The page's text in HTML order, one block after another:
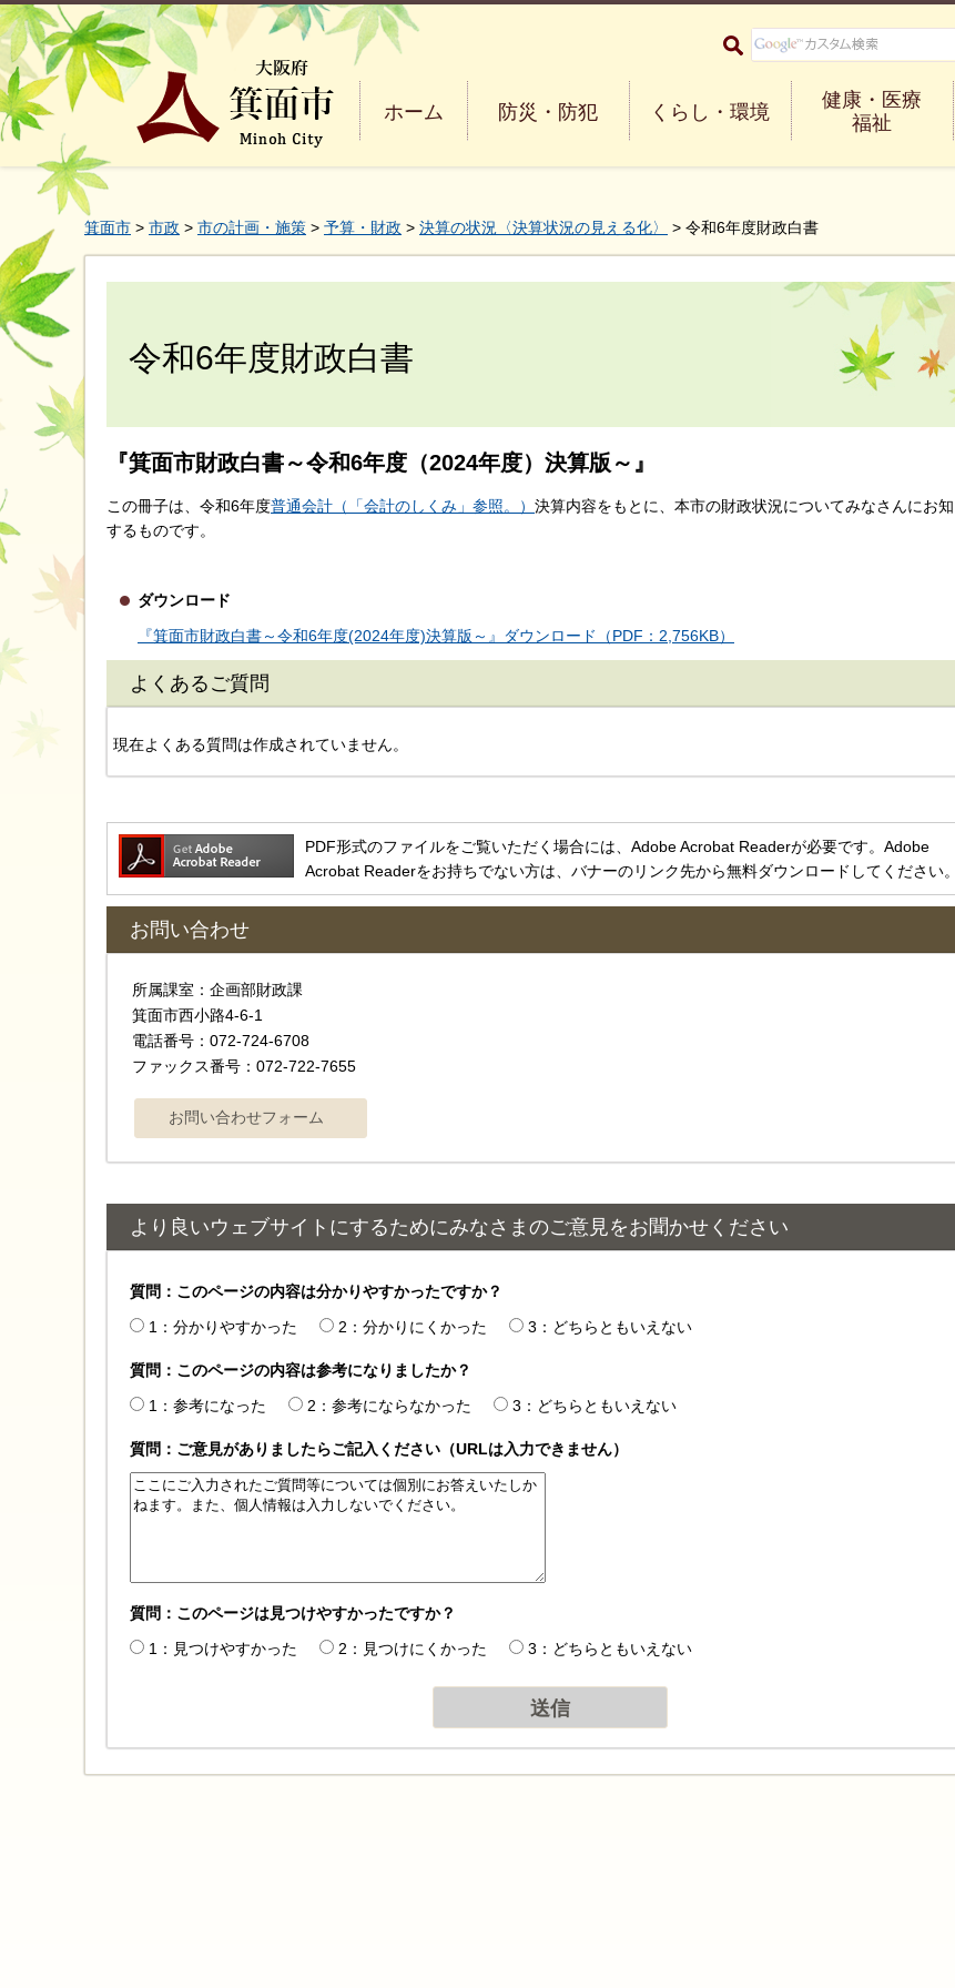
大阪府箕面市 Minoh City
ホーム 防災・防犯 くらし・環境
健康・医療
福祉
箕面市 > 市政 > 市の計画・施策 > 予算・財政 > 決算の状況〈決算状況の見える化〉 > 令和6年度財政白書
令和6年度財政白書
『箕面市財政白書～令和6年度（2024年度）決算版～』
この冊子は、令和6年度普通会計（「会計のしくみ」参照。） 決算内容をもとに、本市の財政状況についてみなさんにお
するものです。
ダウンロード
『箕面市財政白書～令和6年度(2024年度)決算版～』ダウンロード（PDF：2,756KB）
よくあるご質問
現在よくある質問は作成されていません。
PDF形式のファイルをご覧いただく場合には、Adobe Acrobat Readerが必要です。Adobe
Acrobat Readerをお持ちでない方は、バナーのリンク先から無料ダウンロードしてください。
お問い合わせ
所属課室：企画部財政課
箕面市西小路4-6-1
電話番号：072-724-6708
ファックス番号：072-722-7655
より良いウェブサイトにするためにみなさまのご意見をお聞かせください
質問：このページの内容は分かりやすかったですか？
1：分かりやすかった
2：分かりにくかった 3：どちらともいえない
質問：このページの内容は参考になりましたか？
1：参考になった
2：参考にならなかった 3：どちらともいえない
質問：ご意見がありましたらご記入ください（URLは入力できません）
質問：このページは見つけやすかったですか？
1：見つけやすかった
2：見つけにくかった 3：どちらともいえない